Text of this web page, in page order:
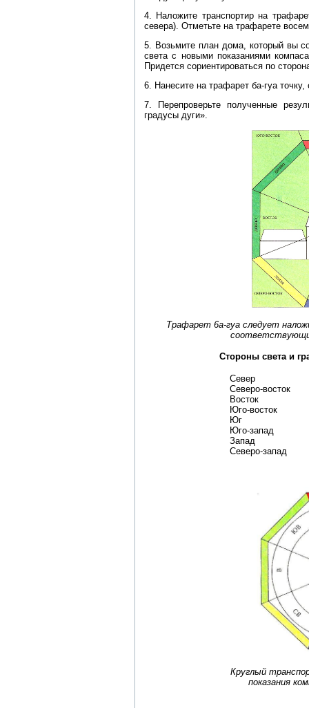
4. Наложите транспортир на
севера). Отметьте на трафарете
5. Возьмите план дома, который вы
света с новыми показаниями
Придется сориентироваться по
6. Нанесите на трафарет ба-гуа
7. Перепроверьте полученные
градусы дуги».
Трафарет 6а-гуа следует
Стороны света и
Север
Северо-восток
Восток
Юго-восток
Юг
Юго-запад
Запад
Северо-запад
Круглый
показания